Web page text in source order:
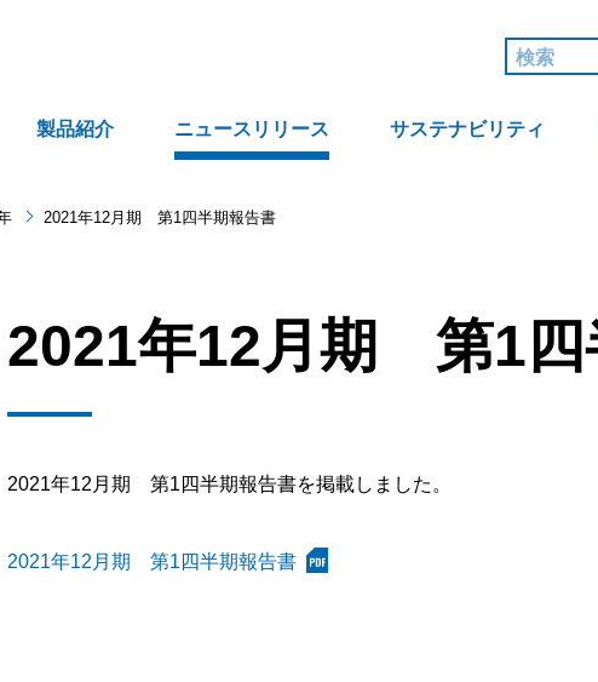
製品紹介 ニュースリリース サステナビリティ
2021年12月期 第1四半期報告書
2021年12月期 第1四
2021年12月期 第1四半期報告書を掲載しました。
2021年12月期 第1四半期報告書